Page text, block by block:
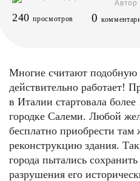
Автор
240 просмотров 0
Многие считают
действительно работает!
в Италии стартовала
городке Салеми. Любой
бесплатно приобрести там
реконструкцию здания.
города пытались
разрушения его